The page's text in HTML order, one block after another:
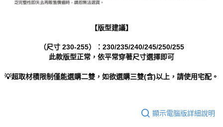
【版型建議】
（尺寸 230-255）：230/235/240/245/250/255
此款版型正常，依平常穿著尺寸選擇即可
💡超取材積限制僅能選購二雙，如欲選購三雙(含)以上，請使用宅配。
顯示電腦版詳細說明